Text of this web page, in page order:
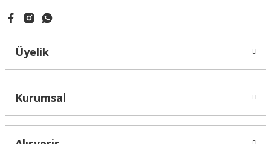
Üyelik
Kurumsal